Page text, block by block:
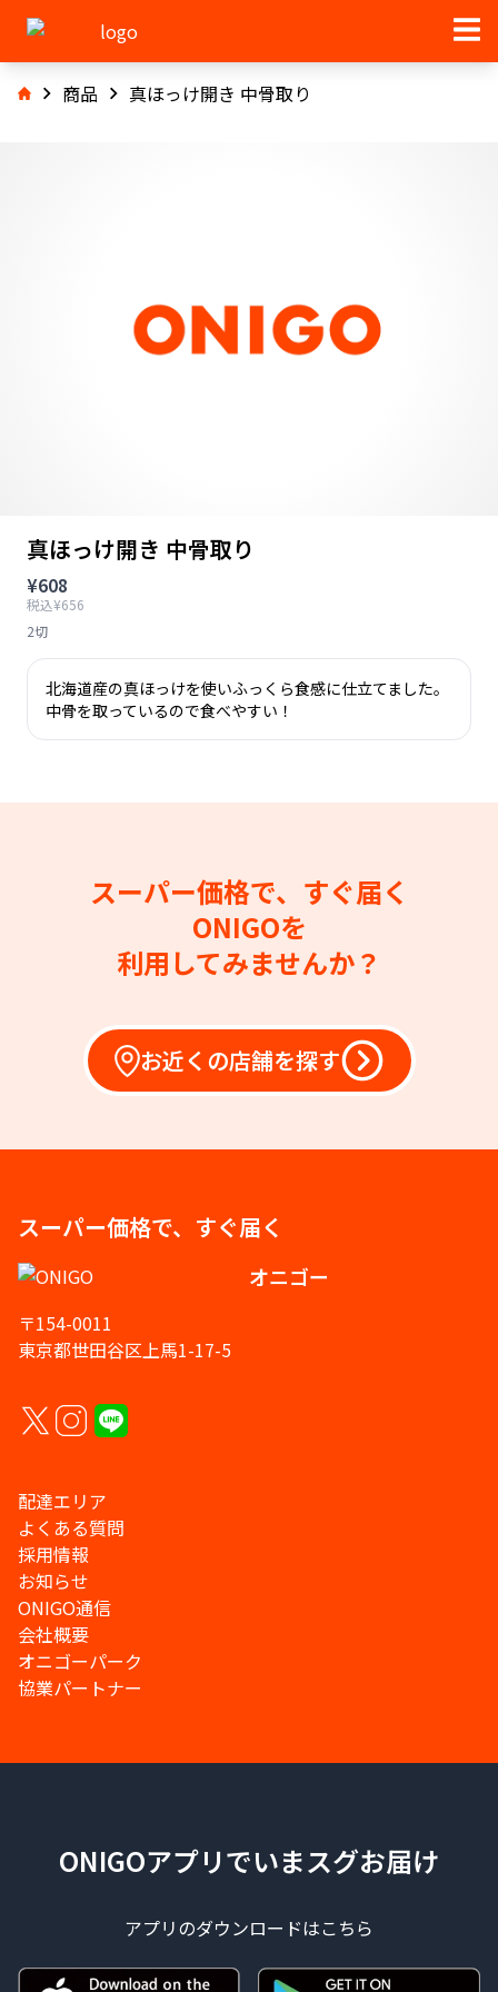
商品 真ほっけ開き 中骨取り
真ほっけ開き 中骨取り
¥608
税込¥656
2切
北海道産の真ほっけを使いふっくら食感に仕立てました。
中骨を取っているので食べやすい！
スーパー価格で、すぐ届く
ONIGOを
利用してみませんか？
お近くの店舗を探す
スーパー価格で、すぐ届く
オニゴー
〒154-0011
東京都世田谷区上馬1-17-5
配達エリア
よくある質問
採用情報
お知らせ
ONIGO通信
会社概要
オニゴーパーク
協業パートナー
ONIGOアプリでいまスグお届け
アプリのダウンロードはこちら